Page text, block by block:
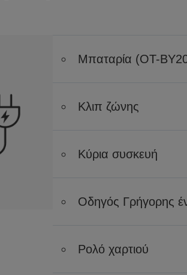
Μπαταρία (OT-
Κλιπ ζώνης
Κύρια συσκευή
Οδηγός Γρήγορης
Ρολό χαρτιού